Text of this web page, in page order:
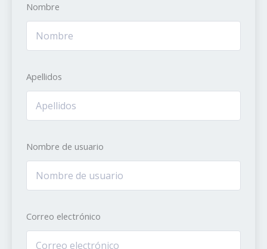
Nombre
Apellidos
Nombre de usuario
Correo electrónico